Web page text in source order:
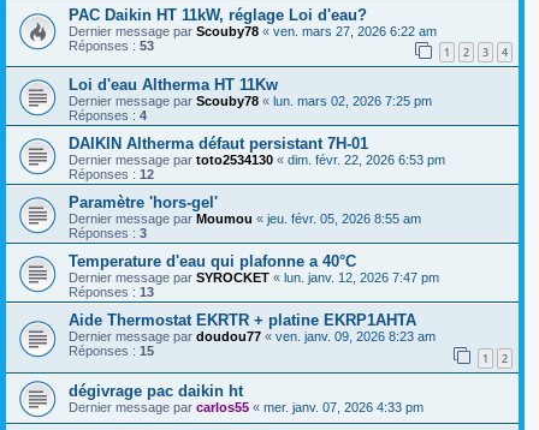
PAC Daikin HT 11kW, réglage Loi d'eau?
Dernier message par Scouby78 « ven. mars 27, 2026 6:22 am
Réponses : 53 1 2 3 4
Loi d'eau Altherma HT 11Kw
Dernier message par Scouby78 « lun. mars 02, 2026 7:25 pm
Réponses : 4
DAIKIN Altherma défaut persistant 7H-01
Dernier message par toto2534130 « dim. févr. 22, 2026 6:53 pm
Réponses : 12
Paramètre 'hors-gel'
Dernier message par Moumou « jeu. févr. 05, 2026 8:55 am
Réponses : 3
Temperature d'eau qui plafonne a 40°C
Dernier message par SYROCKET « lun. janv. 12, 2026 7:47 pm
Réponses : 13
Aide Thermostat EKRTR + platine EKRP1AHTA
Dernier message par doudou77 « ven. janv. 09, 2026 8:23 am
Réponses : 15 1 2
dégivrage pac daikin ht
Dernier message par carlos55 « mer. janv. 07, 2026 4:33 pm